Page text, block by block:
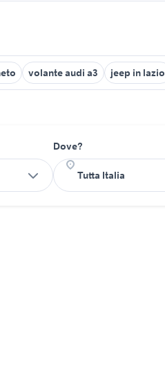
volante audi a3 jeep in lazio
Dove?